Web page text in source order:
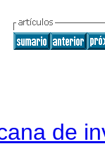
de